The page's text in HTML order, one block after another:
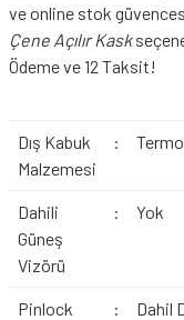
ve online stok
Çene Açılır Kask
Ödeme ve 12 Taksit!
Dış Kabuk
Malzemesi
:
Dahili
Güneş
Vizörü
: Yok
Pinlock
: Dahil